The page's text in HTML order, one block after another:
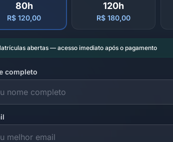
80h
R$ 120,00
120h
R$ 180,00
abertas — acesso imediato após o pagamento
completo